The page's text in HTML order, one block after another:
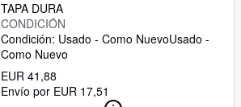
TAPA DURA
CONDICIÓN
Condición: Usado - Como NuevoUsado -
Como Nuevo
EUR 41,88
Envío por EUR 17,51